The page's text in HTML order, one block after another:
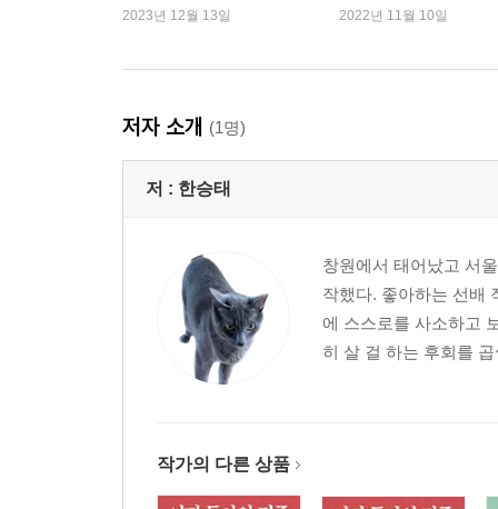
2023년 12월 13일 2022년 11월 10일
저자 소개 (1명)
저 : 한승태
창원에서 태어났고 서
작했다. 좋아하는 선배
에 스스로를 사소하고
히 살 걸 하는 후회를
작가의 다른 상품